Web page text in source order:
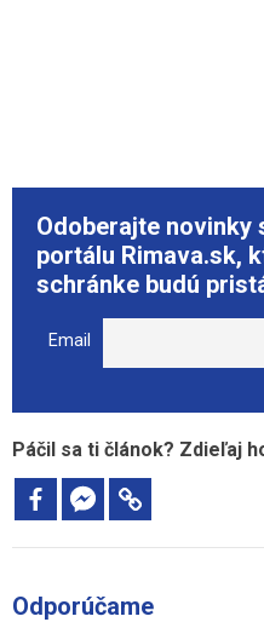
Odoberajte novinky
portálu Rimava.sk,
schránke budú
Email
Páčil sa ti článok? Zdieľaj
Odporúčame